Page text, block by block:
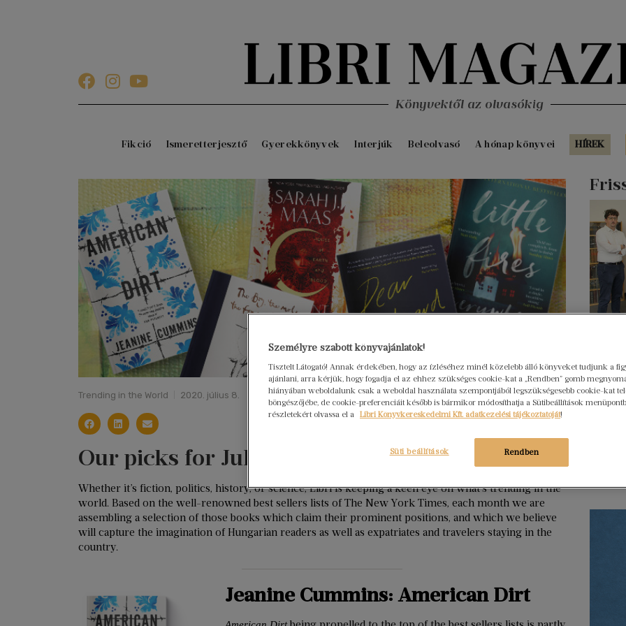
Könyvektől az olvasókig
Fikció Ismeretterjesztő Gyerekkönyvek Interjúk Beleolvasó A hónap könyvei HÍREK
Trending in the World 2020. július 8.
Our picks for July
Whether it’s fiction, politics, history, or science, Libri is keeping a keen eye on what’s trending in the
world. Based on the well-renowned best sellers lists of The New York Times, each month we are
assembling a selection of those books which claim their prominent positions, and which we believe
will capture the imagination of Hungarian readers as well as expatriates and travelers staying in the
country.
Jeanine Cummins: American Dirt
Libri
2026.
Egy
nem
Személyre szabott könyvajánlatok!
Tisztelt Látogató! Annak érdekében, hogy az ízléséhez minél közelebb álló könyveket tudjunk a
ajánlani, arra kérjük, hogy fogadja el az ehhez szükséges cookie-kat a „Rendben” gomb
hiányában weboldalunk csak a weboldal használata szempontjából legszükségesebb cookie-kat
böngészőjébe, de cookie-preferenciáit később is bármikor módosíthatja a Sütibeállítások
részletekért olvassa el a Libri Könyvkereskedelmi Kft. adatkezelési tájékoztatóját!
Rendben
Süti beállítások